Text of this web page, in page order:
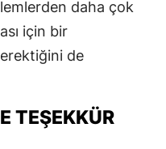
daha çok
için bir
de
TEŞEKKÜR